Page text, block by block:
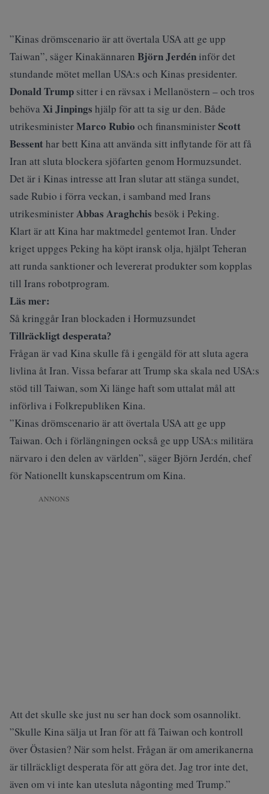
”Kinas drömscenario är att övertala USA att ge upp
Taiwan”, säger Kinakännaren Björn Jerdén inför det
stundande mötet mellan USA:s och Kinas presidenter.
Donald Trump sitter i en rävsax i Mellanöstern – och tros
behöva Xi Jinpings hjälp för att ta sig ur den. Både
utrikesministerMarco Rubio och finansministerScott
Bessenthar bett Kina att använda sitt inflytande för att få
Iran att sluta blockera sjöfarten genom Hormuzsundet.
Det är i Kinas intresse att Iran slutar att stänga sundet,
sade Rubio i förra veckan, i samband med Irans
utrikesministerAbbas Araghchis besök i Peking.
Klart är att Kina har maktmedel gentemot Iran. Under
kriget uppges Peking ha köpt iransk olja, hjälpt Teheran
att runda sanktioner och levererat produkter som kopplas
till Irans robotprogram.
Läs mer:
Så kringgår Iran blockaden i Hormuzsundet
Tillräckligt desperata?
Frågan är vad Kina skulle få i gengäld för att sluta agera
livlina åt Iran. Vissa befarar att Trump ska skala ned USA:s
stöd till Taiwan, som Xi länge haft som uttalat mål att
införliva i Folkrepubliken Kina.
”Kinas drömscenario är att övertala USA att ge upp
Taiwan. Och i förlängningen också ge upp USA:s militära
närvaro i den delen av världen”, säger Björn Jerdén, chef
för Nationellt kunskapscentrum om Kina.
ANNONS
Att det skulle ske just nu ser han dock som osannolikt.
”Skulle Kina sälja ut Iran för att få Taiwan och kontroll
över Östasien? När som helst. Frågan är om amerikanerna
är tillräckligt desperata för att göra det. Jag tror inte det,
även om vi inte kan utesluta någonting med Trump.”